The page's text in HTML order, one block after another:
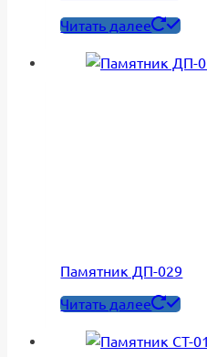
Читать далее
Памятник ДП-029
Читать далее